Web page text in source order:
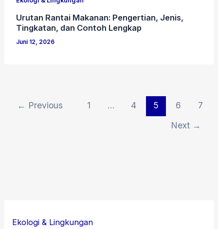
Urutan Rantai Makanan: Pengertian, Jenis,
Tingkatan, dan Contoh Lengkap
Juni 12, 2026
← Previous 1 … 4 5 6
7
Next →
Ekologi & Lingkungan